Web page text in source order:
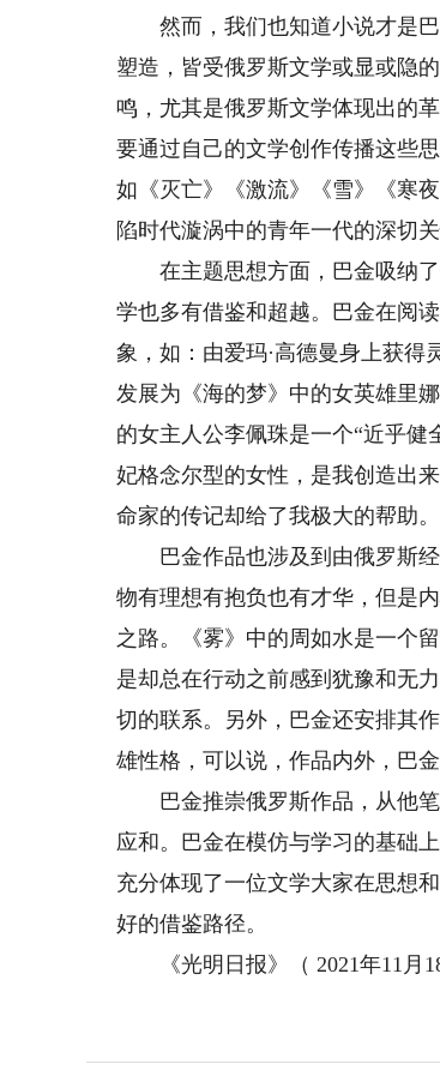
然而，我们也知道小说才是巴
塑造，皆受俄罗斯文学或显或隐
鸣，尤其是俄罗斯文学体现出的
要通过自己的文学创作传播这些
如《灭亡》《激流》《雪》《寒
陷时代漩涡中的青年一代的深切关
在主题思想方面，巴金吸纳了
学也多有借鉴和超越。巴金在阅
象，如：由爱玛·高德曼身上获得
发展为《海的梦》中的女英雄里
的女主人公李佩珠是一个“近乎健
妃格念尔型的女性，是我创造出
命家的传记却给了我极大的帮助
巴金作品也涉及到由俄罗斯经
物有理想有抱负也有才华，但是
之路。《雾》中的周如水是一个
是却总在行动之前感到犹豫和无
切的联系。另外，巴金还安排其
雄性格，可以说，作品内外，巴
巴金推崇俄罗斯作品，从他笔
应和。巴金在模仿与学习的基础
充分体现了一位文学大家在思想
好的借鉴路径。
《光明日报》（ 2021年11月18